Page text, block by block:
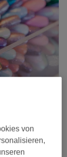
ab 20 €
bis zu 20%
von